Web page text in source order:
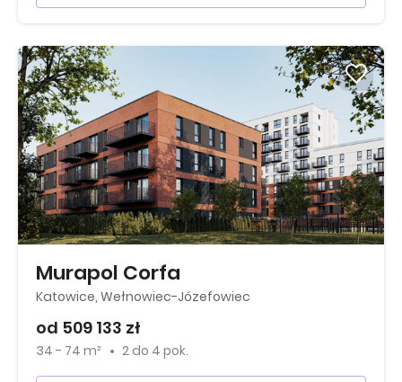
Murapol Corfa
Katowice, Wełnowiec-Józefowiec
od 509 133 zł
34 - 74 m² 2 do 4 pok.